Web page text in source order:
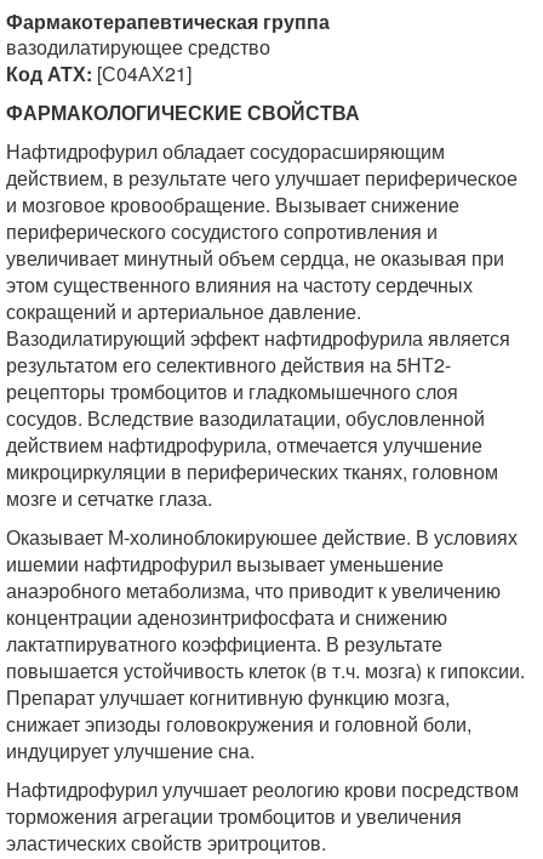
Фармакотерапевтическая группа
вазодилатирующее средство
Код АТХ: [С04АХ21]
ФАРМАКОЛОГИЧЕСКИЕ СВОЙСТВА
Нафтидрофурил обладает сосудорасширяющим
действием, в результате чего улучшает периферическое
и мозговое кровообращение. Вызывает снижение
периферического сосудистого сопротивления и
увеличивает минутный объем сердца, не оказывая при
этом существенного влияния на частоту сердечных
сокращений и артериальное давление.
Вазодилатирующий эффект нафтидрофурила является
результатом его селективного действия на 5НТ2-
рецепторы тромбоцитов и гладкомышечного слоя
сосудов. Вследствие вазодилатации, обусловленной
действием нафтидрофурила, отмечается улучшение
микроциркуляции в периферических тканях, головном
мозге и сетчатке глаза.
Оказывает М-холиноблокируюшее действие. В условиях
ишемии нафтидрофурил вызывает уменьшение
анаэробного метаболизма, что приводит к увеличению
концентрации аденозинтрифосфата и снижению
лактатпируватного коэффициента. В результате
повышается устойчивость клеток (в т.ч. мозга) к гипоксии.
Препарат улучшает когнитивную функцию мозга,
снижает эпизоды головокружения и головной боли,
индуцирует улучшение сна.
Нафтидрофурил улучшает реологию крови посредством
торможения агрегации тромбоцитов и увеличения
эластических свойств эритроцитов.